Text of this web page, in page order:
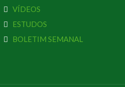
VÍDEOS
ESTUDOS
BOLETIM SEMANAL